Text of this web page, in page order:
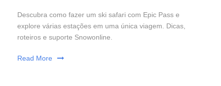
Descubra como fazer um ski safari com Epic Pass e
explore várias estações em uma única viagem. Dicas,
roteiros e suporte Snowonline.
Read More